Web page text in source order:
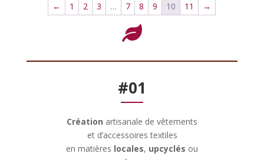
← 1 2 3 … 7 8 9 10 11 →

#01
Création artisanale de vêtements
et d’accessoires textiles
en matières locales, upcyclés ou